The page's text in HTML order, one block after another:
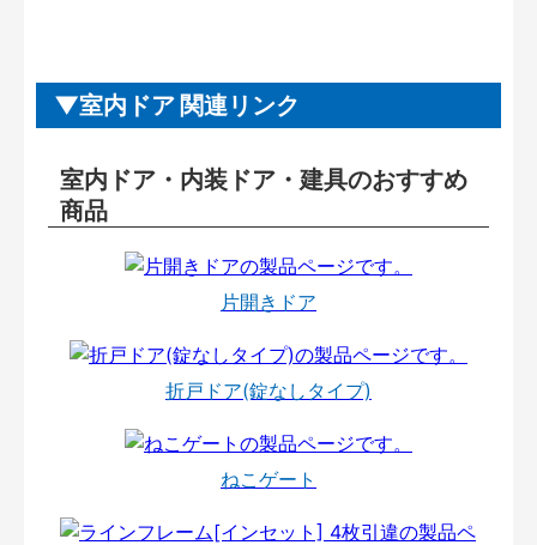
室内ドア 関連リンク
室内ドア・内装ドア・建具のおすすめ
商品
片開きドア
折戸ドア(錠なしタイプ)
ねこゲート